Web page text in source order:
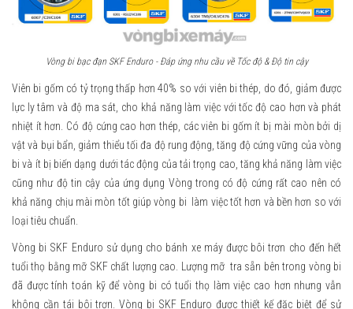
Vòng bi bạc đạn SKF Enduro - Đáp ứng nhu cầu về Tốc độ & Độ tin cậy
Viên bi gốm có tỷ trọng thấp hơn 40% so với viên bi thép, do đó, giảm được
lực ly tâm và độ ma sát, cho khả năng làm việc với tốc độ cao hơn và phát
nhiệt ít hơn. Có độ cứng cao hơn thép, các viên bi gốm ít bị mài mòn bởi dị
vật và bụi bẩn, giảm thiểu tối đa độ rung động, tăng độ cứng vững của vòng
bi và ít bị biến dạng dưới tác động của tải trọng cao, tăng khả năng làm việc
cũng như độ tin cậy của ứng dụng Vòng trong có độ cứng rất cao nên có
khả năng chịu mài mòn tốt giúp vòng bi làm việc tốt hơn và bền hơn so với
loại tiêu chuẩn.
Vòng bi SKF Enduro sử dụng cho bánh xe máy được bôi trơn cho đến hết
tuổi thọ bằng mỡ SKF chất lượng cao. Lượng mỡ tra sẵn bên trong vòng bi
đã được tính toán kỹ để vòng bi có tuổi thọ làm việc cao hơn nhưng vẫn
không cần tái bôi trơn. Vòng bi SKF Enduro được thiết kế đặc biệt để sử